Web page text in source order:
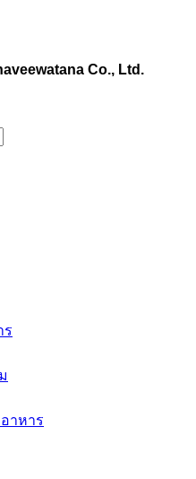
Co., Ltd.
ร
าหาร